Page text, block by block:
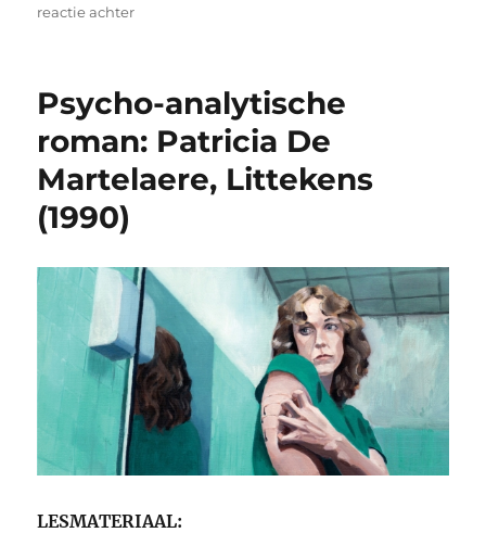
reactie achterop
Binocle
Psycho-analytische
roman: Patricia De
Martelaere, Littekens
(1990)
LESMATERIAAL: